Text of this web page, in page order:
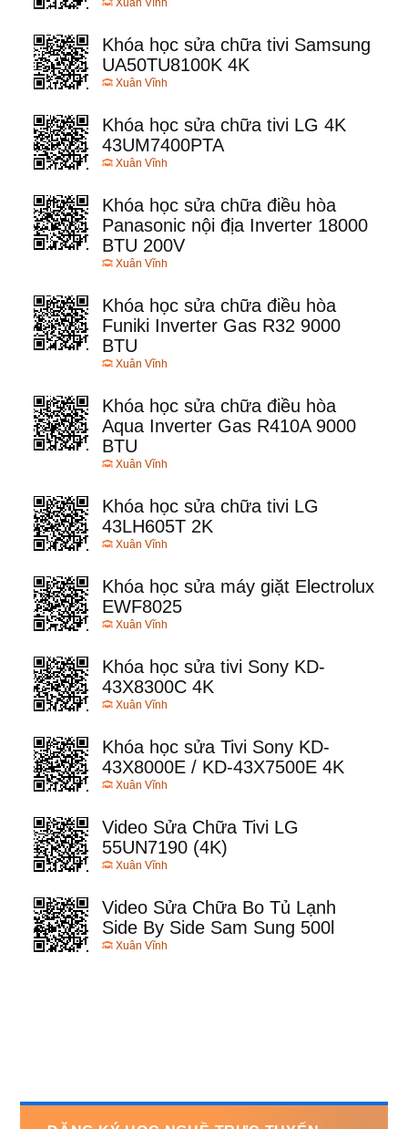
Xuân Vĩnh
Khóa học sửa chữa tivi Samsung
UA50TU8100K 4K
Xuân Vĩnh
Khóa học sửa chữa tivi LG 4K
43UM7400PTA
Xuân Vĩnh
Khóa học sửa chữa điều hòa
Panasonic nội địa Inverter 18000
BTU 200V
Xuân Vĩnh
Khóa học sửa chữa điều hòa
Funiki Inverter Gas R32 9000
BTU
Xuân Vĩnh
Khóa học sửa chữa điều hòa
Aqua Inverter Gas R410A 9000
BTU
Xuân Vĩnh
Khóa học sửa chữa tivi LG
43LH605T 2K
Xuân Vĩnh
Khóa học sửa máy giặt Electrolux
EWF8025
Xuân Vĩnh
Khóa học sửa tivi Sony KD-
43X8300C 4K
Xuân Vĩnh
Khóa học sửa Tivi Sony KD-
43X8000E / KD-43X7500E 4K
Xuân Vĩnh
Video Sửa Chữa Tivi LG
55UN7190 (4K)
Xuân Vĩnh
Video Sửa Chữa Bo Tủ Lạnh
Side By Side Sam Sung 500l
Xuân Vĩnh